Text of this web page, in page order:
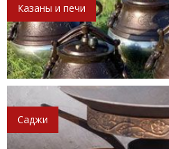
Казаны и печи
Саджи